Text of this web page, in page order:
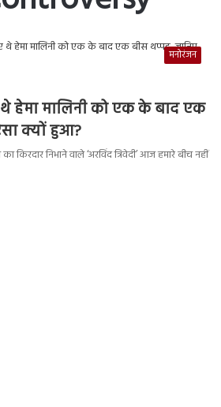
मनोरंजन
हेमा मालिनी को एक के बाद एक
क्यों हुआ?
किरदार निभाने वाले ‘अरविंद त्रिवेदी’ आज हमारे बीच नहीं